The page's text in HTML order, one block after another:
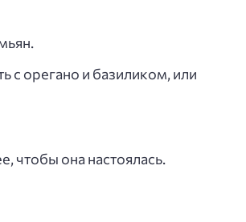
с орегано и базиликом, или
чтобы она настоялась.